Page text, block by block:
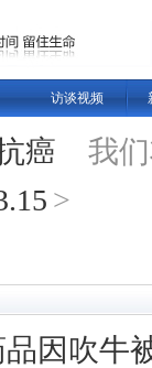
访谈视频
癌
我
因吹牛